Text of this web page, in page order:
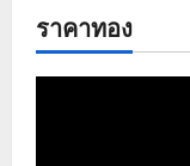
ราคาทอง